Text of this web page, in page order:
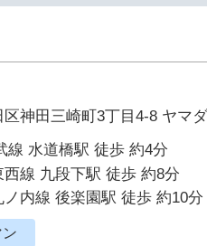
神田三崎町3丁目4-8 ヤマ
線 水道橋駅 徒歩 約4分
線 九段下駅 徒歩 約8分
内線 後楽園駅 徒歩 約10分